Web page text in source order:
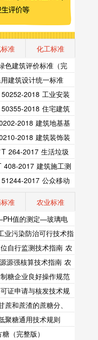
准
化工标准
色建筑评价标准（完
建筑设计统一标准
50252-2018 工业安装
-标准
50355-2018 住宅建筑
量方法标准
2018 建筑地基基
标准 2018 建筑装饰装
T 264-2017 生活垃圾
理系统技术规程
408-2017 建筑施工测
51244-2017 公众移动
规范
准
农业标准
值的测定—玻璃电
业污染防治可行技术指
自行监测技术指南 农
版）
源强核算技术指南 农
工业（完整版）
糖企业良好操作规范
证申请与核发技术规
和蔗渣的蔗糖分、
式分解法（完整版）
聚糖通用技术规则
（完整版）